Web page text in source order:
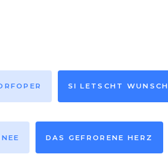
SI LETSCHT WUNSCH
DAS GEFRORENE HERZ